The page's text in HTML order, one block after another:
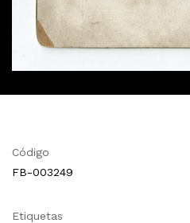
Código
FB-003249
Etiquetas